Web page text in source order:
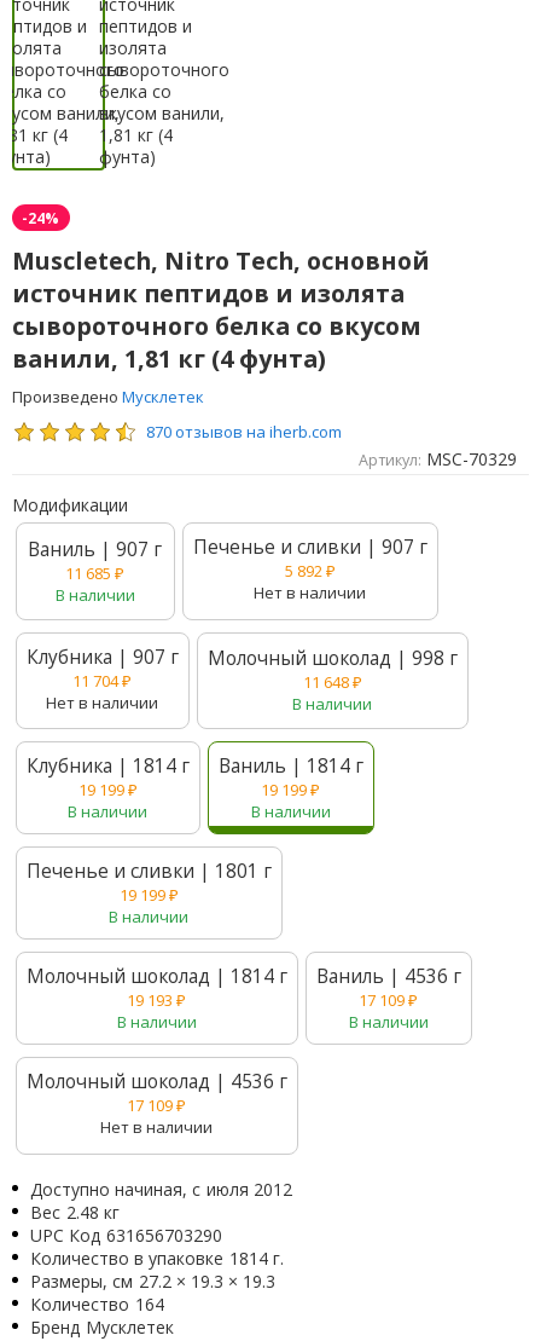
-24%
Muscletech, Nitro Tech, основной
источник пептидов и изолята
сывороточного белка со вкусом
ванили, 1,81 кг (4 фунта)
Произведено Мусклетек
870 отзывов на iherb.com
Артикул: MSC-70329
Модификации
Ваниль | 907 г
11 685₽
В наличии
Печенье и сливки | 907 г
5 892 ₽
Нет в наличии
Клубника | 907 г
11 704₽
Нет в наличии
Молочный шоколад | 998 г
11 648₽
В наличии
Клубника | 1814 г
19 199₽
В наличии
Ваниль | 1814 г
19 199₽
В наличии
Печенье и сливки | 1801 г
19 199₽
В наличии
Молочный шоколад | 1814 г
19 193₽
В наличии
Ваниль | 4536 г
17 109₽
В наличии
Молочный шоколад | 4536 г
17 109₽
Нет в наличии
Доступно начиная, с июля 2012
Вес 2.48 кг
UPC Код 631656703290
Количество в упаковке 1814 г.
Размеры, см 27.2 × 19.3 × 19.3
Количество 164
Бренд Мусклетек